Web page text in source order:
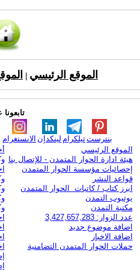
الموقع الرئيسي
الانستغرام لينكدإن تيلكرامبنترست
الموقع الرئيسي
هيئة ادارة الحوار المتمدن - للإتصال بنا
إحصائيات مؤسسة الحوار المتمدن
قواعد النشر
ابرز كتاب / كاتبات الحوار المتمدن
يوتيوب التمدن
مكتبة التمدن
عدد الزوار: 3,427,657,283
اضافة موضوع جديد
اضافة الاخبار
حملات الحوار المتمدن التضامنية